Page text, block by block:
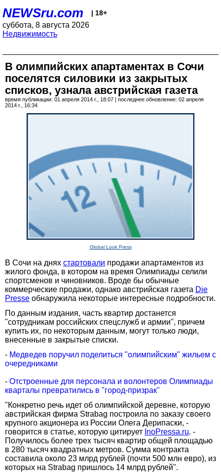
NEWSru.com | 18+
суббота, 8 августа 2026
Недвижимость
В олимпийских апартаментах в Сочи
поселятся силовики из закрытых
списков, узнала австрийская газета
время публикации: 01 апреля 2014 г., 18:07 | последнее обновление: 02 апреля
2014 г., 16:34
Global Look Press
В Сочи на днях стартовали продажи апартаментов из
жилого фонда, в котором на время Олимпиады селили
спортсменов и чиновников. Вроде бы обычные
коммерческие продажи, однако австрийская газета Die
Presse обнаружила некоторые интересные подробности.
По данным издания, часть квартир достанется
"сотрудникам российских спецслужб и армии", причем
купить их, по некоторым данным, могут только люди,
внесенные в закрытые списки.
- Медведев поручил поделиться "олимпийским" жильем с
очередниками
- Отстроенные для персонала и волонтеров Олимпиады
кварталы превратились в "город-призрак"
"Конкретно речь идет об олимпийской деревне, которую
австрийская фирма Strabag построила по заказу своего
крупного акционера из России Олега Дерипаски, -
говорится в статье, которую цитирует InoPressa.ru. -
Получилось более трех тысяч квартир общей площадью
в 280 тысяч квадратных метров. Сумма контракта
составила около 23 млрд рублей (почти 500 млн евро), из
которых на Strabag пришлось 14 млрд рублей".